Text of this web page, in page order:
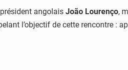
angolais João Lourenço,
l’objectif de cette rencontre :